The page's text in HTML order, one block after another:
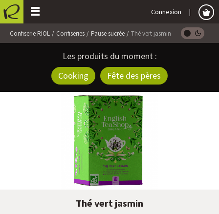
Connexion
Confiserie RIOL Confiseries Pause sucrée Thé vert jasmin
Les produits du moment :
Cooking
Fête des pères
Thé vert jasmin